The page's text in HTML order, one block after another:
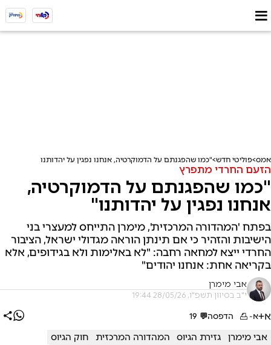
אמס פוליטי חדש "כמו שהפגנתם על הדמוקרטיה, אנחנו נפגין על יהדותנו"
הזעם החרדי מתפרץ
"כמו שהפגנתם על הדמוקרטיה,
אנחנו נפגין על יהדותנו"
בפתח 'המהדורה המרכזית', מימרן התייחס למעצרי בני
הישיבות והזהיר כי אם תינתן הוראה מגדולי ישראל, הציבור
החרדי ייצא למחאה רחבה: "לא באלימות ולא בגידופים, אלא
בקריאה אחת: אנחנו יהודים"
אבי מימרן
י"ב בסיוון תשפ"ו, 28/05/26 19:44
א+א- הדפסה💬
19
אבי מימרן גזירת הגיוס המהדורה המרכזית
חוק הגיוס